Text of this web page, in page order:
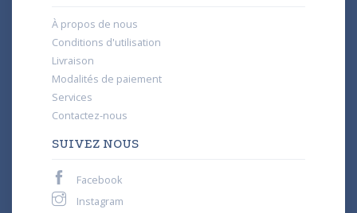
À propos de nous
Conditions d'utilisation
Livraison
Modalités de paiement
Services
Contactez-nous
SUIVEZ NOUS
Facebook
Instagram